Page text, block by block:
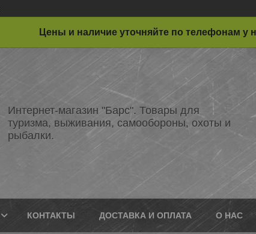
Цены и наличие уточняйте по телефонам у
Интернет-магазин "Барс". Товары для
туризма, выживания, самообороны, охоты и
рыбалки.
КОНТАКТЫ ДОСТАВКА И ОПЛАТА О НАС